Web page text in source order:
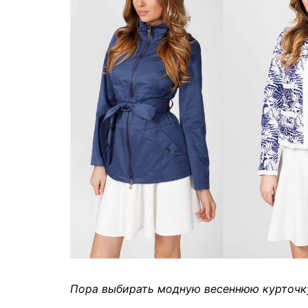
Пора выбирать модную весеннюю